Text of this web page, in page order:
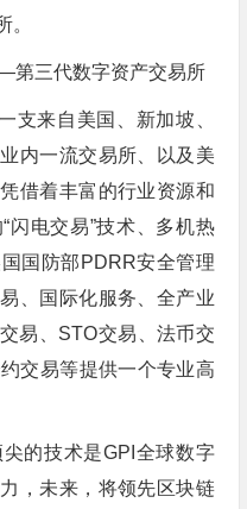
。
支来自美国、新加坡、
内一流交易所、以及美
借着丰富的行业资源和
闪电交易”技术、多机热
国防部PDRR安全管理
、国际化服务、全产业
易、STO交易、法币交
交易等提供一个专业高
的技术是GPI全球数字
，未来，将领先区块链